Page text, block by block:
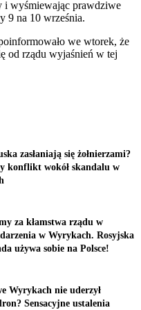
i wyśmiewając prawdziwe
9 na 10 września.
we wtorek, że
od rządu wyjaśnień w tej
zasłaniają się żołnierzami?
konflikt wokół skandalu w
za kłamstwa rządu w
w Wyrykach. Rosyjska
używa sobie na Polsce!
Wyrykach nie uderzył
Sensacyjne ustalenia